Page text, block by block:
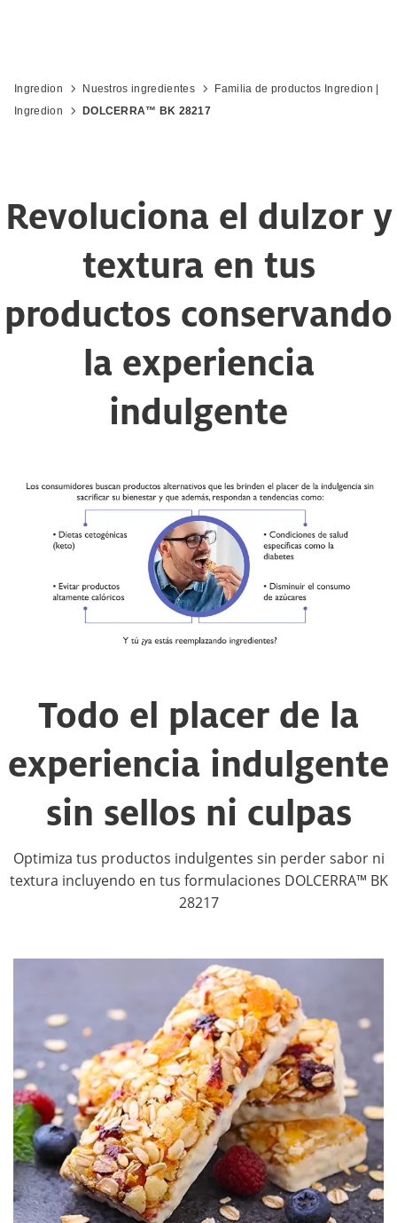
Ingredion Nuestros ingredientes
Familia de productos Ingredion |
Ingredion
DOLCERRA™ BK 28217
Revoluciona el dulzor y
textura en tus
productos conservando
la experiencia
indulgente
Todo el placer de la
experiencia indulgente
sin sellos ni culpas
Optimiza tus productos indulgentes sin perder sabor ni
textura incluyendo en tus formulaciones DOLCERRA™ BK
28217